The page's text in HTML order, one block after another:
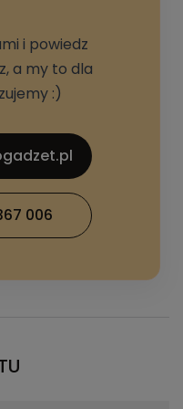
i powiedz
a my to dla
:)
006